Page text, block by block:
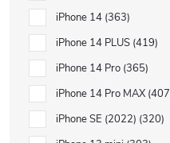
iPhone 14 363
iPhone 14 PLUS 419
iPhone 14 Pro 365
iPhone 14 Pro MAX 407
iPhone SE (2022) 320